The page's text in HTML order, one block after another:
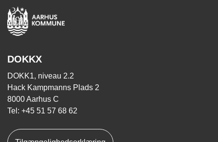
DOKKX
DOKK1, niveau 2.2
Hack Kampmanns Plads 2
8000 Aarhus C
Tel: +45 51 57 68 62